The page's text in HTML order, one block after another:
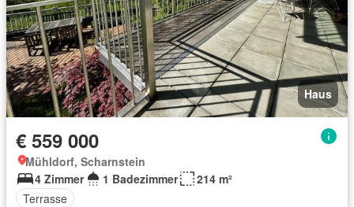
Haus
€ 559 000
Mühldorf, Scharnstein
4 Zimmer
1 Badezimmer
214 m²
Terrasse